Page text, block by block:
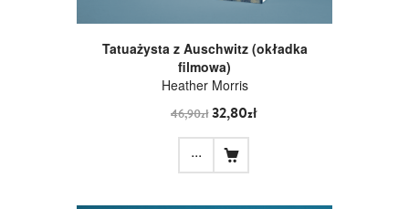
Tatuażysta z Auschwitz (okładka
filmowa)
Heather Morris
46,90zł32,80zł
...